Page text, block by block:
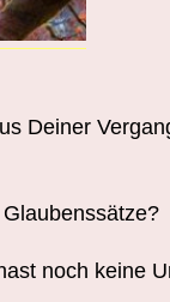
Deiner
noch keine